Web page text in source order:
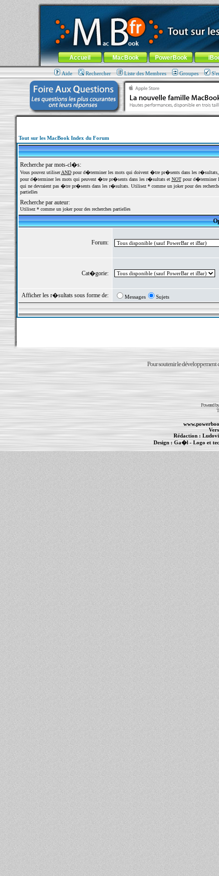
MacBook-fr.com : 100% Apple... 100% nomade !
Aller au contenu-Aller au menu général-Aller au menu de
Menu général
Accueil MacBook PowerBook
Aide Rechercher Liste des Membres Groupes
Tout sur les MacBook Index du Forum
Recherche par mots-cl�s:
Vous pouvez utiliserANDpour d�terminer les mots qui doivent �tre pr�sents dans les
pour d�terminer les mots qui peuvent �tre pr�sents dans les r�sultats et NOTpour d�terminer
qui ne devraient pas �tre pr�sents dans les r�sultats. Utilisez * comme un joker pour des
partielles
Recherche par auteur:
Utilisez * comme un joker pour des recherches partielles
Forum:
Cat�gorie:
Afficher les r�sultats sous forme de: Messages Sujets
Pour soutenir le développement
Powered
Rédaction :
Design : Ga�l- Logo et